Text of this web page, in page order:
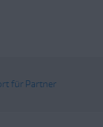
für Partner